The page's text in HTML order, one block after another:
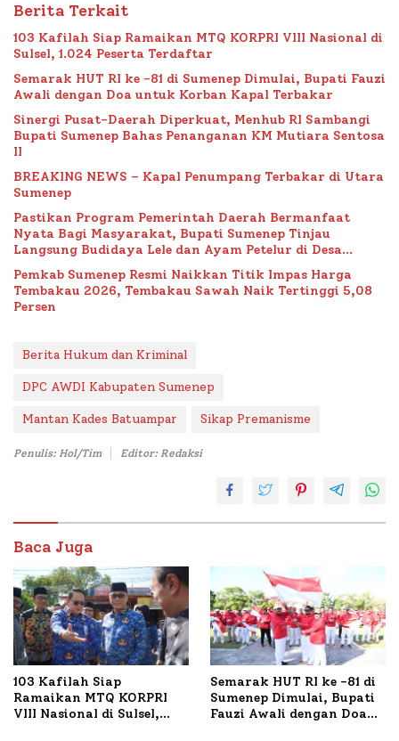
Berita Terkait
103 Kafilah Siap Ramaikan MTQ KORPRI VIII Nasional di
Sulsel, 1.024 Peserta Terdaftar
Semarak HUT RI ke -81 di Sumenep Dimulai, Bupati Fauzi
Awali dengan Doa untuk Korban Kapal Terbakar
Sinergi Pusat-Daerah Diperkuat, Menhub RI Sambangi
Bupati Sumenep Bahas Penanganan KM Mutiara Sentosa
II
BREAKING NEWS – Kapal Penumpang Terbakar di Utara
Sumenep
Pastikan Program Pemerintah Daerah Bermanfaat
Nyata Bagi Masyarakat, Bupati Sumenep Tinjau
Langsung Budidaya Lele dan Ayam Petelur di Desa
Pemkab Sumenep Resmi Naikkan Titik Impas Harga
Tembakau 2026, Tembakau Sawah Naik Tertinggi 5,08
Persen
Berita Hukum dan Kriminal
DPC AWDI Kabupaten Sumenep
Mantan Kades Batuampar Sikap Premanisme
Penulis: Hol/Tim Editor: Redaksi
Baca Juga
103 Kafilah Siap
Ramaikan MTQ KORPRI
VIII Nasional di Sulsel,
Semarak HUT RI ke -81 di
Sumenep Dimulai, Bupati
Fauzi Awali dengan Doa